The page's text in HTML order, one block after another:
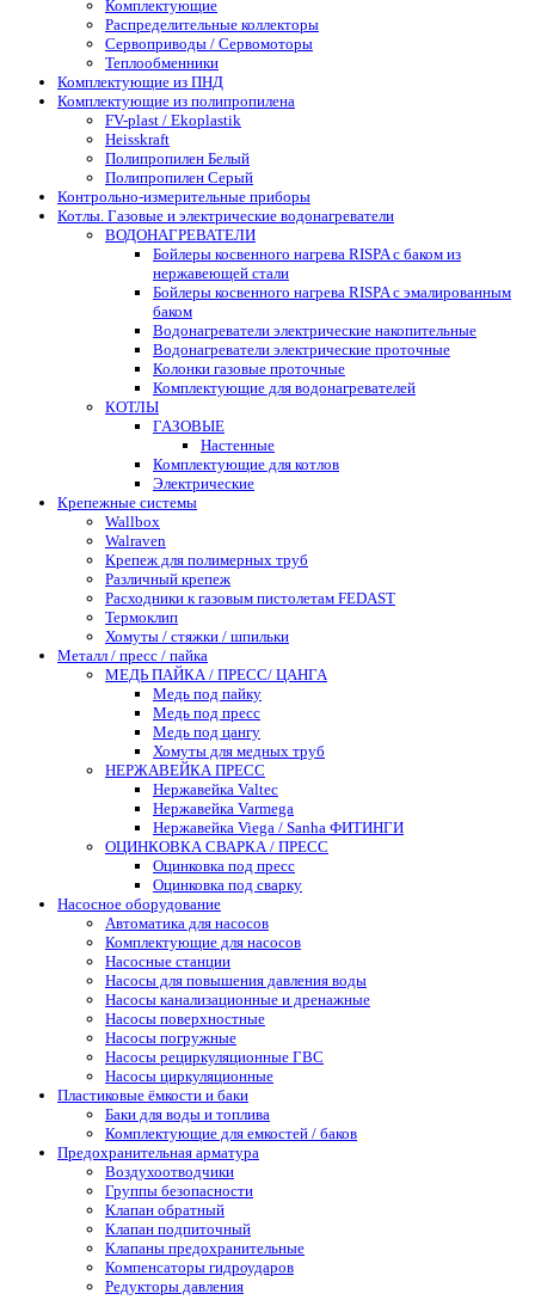
Комплектующие
Распределительные коллекторы
Сервоприводы / Сервомоторы
Теплообменники
Комплектующие из ПНД
Комплектующие из полипропилена
FV-plast / Ekoplastik
Heisskraft
Полипропилен Белый
Полипропилен Серый
Контрольно-измерительные приборы
Котлы. Газовые и электрические водонагреватели
ВОДОНАГРЕВАТЕЛИ
Бойлеры косвенного нагрева RISPA с баком из
нержавеющей стали
Бойлеры косвенного нагрева RISPA с эмалированным
баком
Водонагреватели электрические накопительные
Водонагреватели электрические проточные
Колонки газовые проточные
Комплектующие для водонагревателей
КОТЛЫ
ГАЗОВЫЕ
Настенные
Комплектующие для котлов
Электрические
Крепежные системы
Wallbox
Walraven
Крепеж для полимерных труб
Различный крепеж
Расходники к газовым пистолетам FEDAST
Термоклип
Хомуты / стяжки / шпильки
Металл / пресс / пайка
МЕДЬ ПАЙКА / ПРЕСС/ ЦАНГА
Медь под пайку
Медь под пресс
Медь под цангу
Хомуты для медных труб
НЕРЖАВЕЙКА ПРЕСС
Нержавейка Valtec
Нержавейка Varmega
Нержавейка Viega / Sanha ФИТИНГИ
ОЦИНКОВКА СВАРКА / ПРЕСС
Оцинковка под пресс
Оцинковка под сварку
Насосное оборудование
Автоматика для насосов
Комплектующие для насосов
Насосные станции
Насосы для повышения давления воды
Насосы канализационные и дренажные
Насосы поверхностные
Насосы погружные
Насосы рециркуляционные ГВС
Насосы циркуляционные
Пластиковые ёмкости и баки
Баки для воды и топлива
Комплектующие для емкостей / баков
Предохранительная арматура
Воздухоотводчики
Группы безопасности
Клапан обратный
Клапан подпиточный
Клапаны предохранительные
Компенсаторы гидроударов
Редукторы давления